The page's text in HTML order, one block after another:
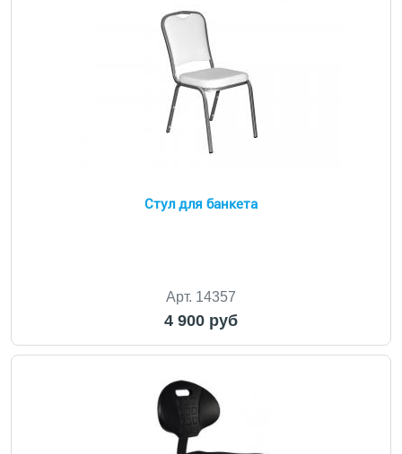
Стул для банкета
Арт. 14357
4 900 руб